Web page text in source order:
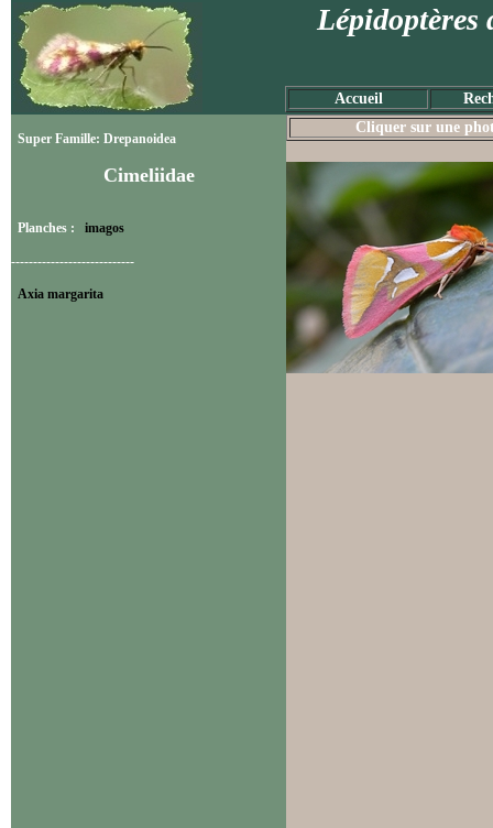
Lépidoptères
Accueil
Super Famille: Drepanoidea
Cimeliidae
Planches : imagos
----------------------------
Axia margarita
Cliquer sur une